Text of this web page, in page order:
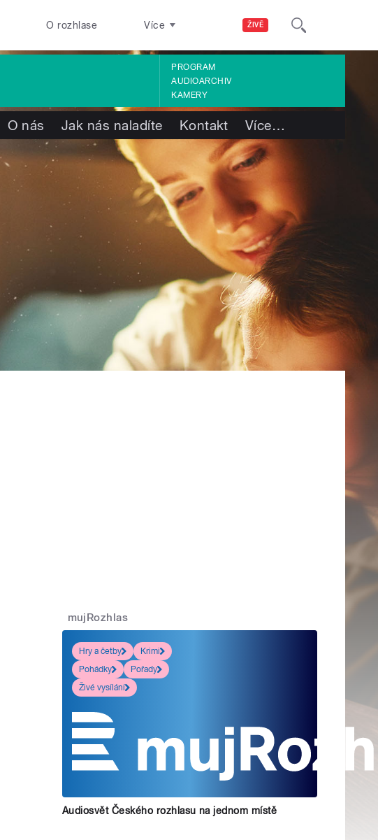
ŽIVĚ
O rozhlase Více
PROGRAM
AUDIOARCHIV
KAMERY
O nás Jak nás naladíte Kontakt Více…
mujRozhlas
Hry a četby
Krimi
Pohádky
Pořady
Živé vysílání
Audiosvět Českého rozhlasu na jednom místě